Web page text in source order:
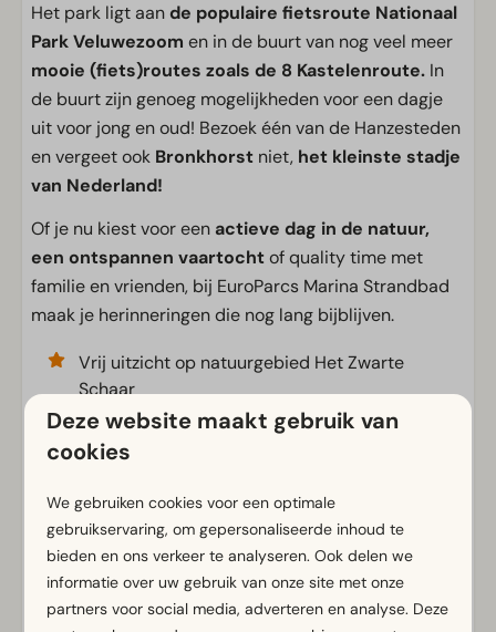
Het park ligt aande populaire fietsroute Nationaal
Park Veluwezoom en in de buurt van nog veel meer
mooie (fiets)routes zoals de 8 Kastelenroute. In
de buurt zijn genoeg mogelijkheden voor een dagje
uit voor jong en oud! Bezoek één van de Hanzesteden
en vergeet ook Bronkhorst niet, het kleinste stadje
van Nederland!
Of je nu kiest voor een actieve dag in de natuur,
een ontspannen vaartochtof quality time met
familie en vrienden, bij EuroParcs Marina Strandbad
maak je herinneringen die nog lang bijblijven.
Vrij uitzicht op natuurgebied Het Zwarte
Schaar
Veel ruimte en licht
Heerlijke vakantievilla voor groepen of
Voorzieningen
Deze website maakt gebruik van
cookies
We gebruiken cookies voor een optimale
gebruikservaring, om gepersonaliseerde inhoud te
bieden en ons verkeer te analyseren. Ook delen we
informatie over uw gebruik van onze site met onze
partners voor social media, adverteren en analyse. Deze